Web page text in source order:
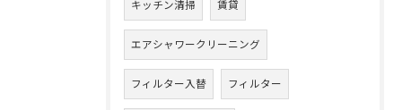
キッチン清掃 賃貸
エアシャワークリーニング
フィルター入替 フィルター